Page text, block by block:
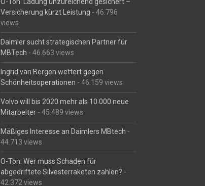
Versicherung kürzt Leistung - 46.796
views
Daimler sucht strategischen Partner für
MBTech - 46.663 views
Ingrid van Bergen wettert gegen
Schönheitsoperationen - 46.159 views
Volvo will bis 2020 mehr als 10.000 neue
Mitarbeiter - 45.489 views
Mäßiges Interesse an Daimlers MBtech -
44.713 views
O-Ton: Wer muss Schaden für
abgedriftete Silvesterraketen zahlen? -
42.372 views